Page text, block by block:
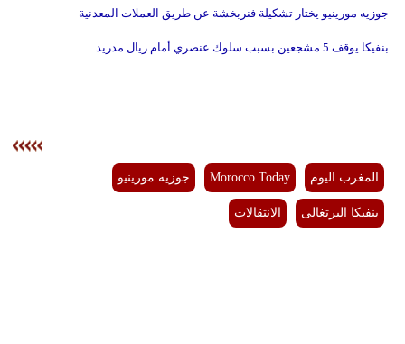
جوزيه مورينيو يختار تشكيلة فنربخشة عن طريق العملات المعدنية
بنفيكا يوقف 5 مشجعين بسبب سلوك عنصري أمام ريال مدريد
المغرب اليوم Morocco Today جوزيه مورينيو
بنفيكا البرتغالى الانتقالات